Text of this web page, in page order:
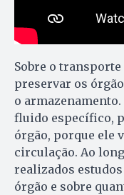
Sobre o
preservar os
o
fluido específico,
órgão, porque ele
circulação. Ao
realizados
órgão e sobre